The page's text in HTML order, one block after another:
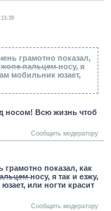
13:38
грамотно показал,
жопе пальцемносу, я
мобильник юзает,
носом! Всю жизнь чтоб
Сообщить модератору
показал, как
носу, я так и езжу,
или ногти красит
Сообщить модератору